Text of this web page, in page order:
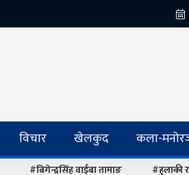
विचार खेलकुद कला-
#बिगेन्द्रसिंह वाईबा तामाङ
#हुलाकी